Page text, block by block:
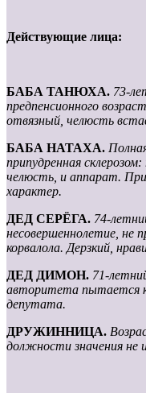
Действующие лица:
БАБА ТАНЮХА. 73-
предпенсионного
отвязный, челюсть
БАБА НАТАХА.
припудренная
челюсть, и аппарат.
характер.
ДЕД СЕРЁГА. 74-
несовершеннолетие, не
корвалола. Дерзкий,
ДЕД ДИМОН. 71-
авторитета пытается
депутата.
ДРУЖИННИЦА.
должности значения не